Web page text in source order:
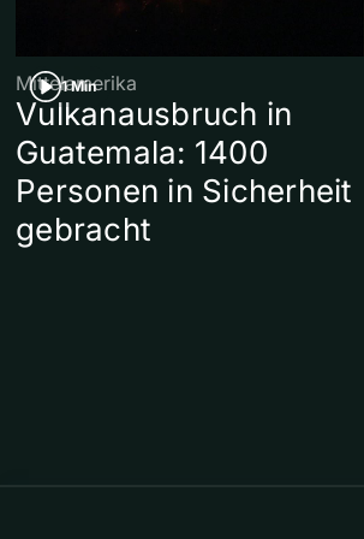
1 Min
Mittelamerika
Vulkanausbruch in
Guatemala: 1400
Personen in Sicherheit
gebracht